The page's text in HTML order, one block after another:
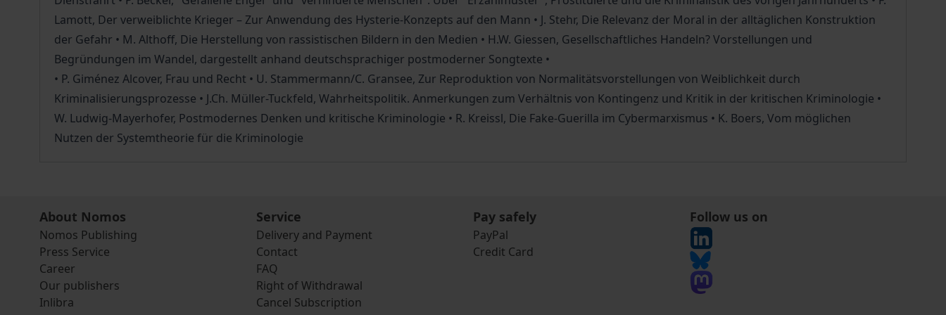
Lamott, Der verweiblichte Krieger – Zur Anwendung des Hysterie-Konzepts auf den Mann • J. Stehr, Die Relevanz der Moral in der alltäglichen Konstruktion
der Gefahr • M. Althoff, Die Herstellung von rassistischen Bildern in den Medien • H.W. Giessen, Gesellschaftliches Handeln? Vorstellungen und
Begründungen im Wandel, dargestellt anhand deutschsprachiger postmoderner Songtexte •
• P. Giménez Alcover, Frau und Recht • U. Stammermann/C. Gransee, Zur Reproduktion von Normalitätsvorstellungen von Weiblichkeit durch
Kriminalisierungsprozesse • J.Ch. Müller-Tuckfeld, Wahrheitspolitik. Anmerkungen zum Verhältnis von Kontingenz und Kritik in der kritischen Kriminologie •
W. Ludwig-Mayerhofer, Postmodernes Denken und kritische Kriminologie • R. Kreissl, Die Fake-Guerilla im Cybermarxismus • K. Boers, Vom möglichen
Nutzen der Systemtheorie für die Kriminologie
About Nomos
Nomos Publishing
Press Service
Career
Our publishers
Inlibra
Service
Delivery and Payment
Contact
FAQ
Right of Withdrawal
Cancel Subscription
Pay safely
PayPal
Credit Card
Follow us on